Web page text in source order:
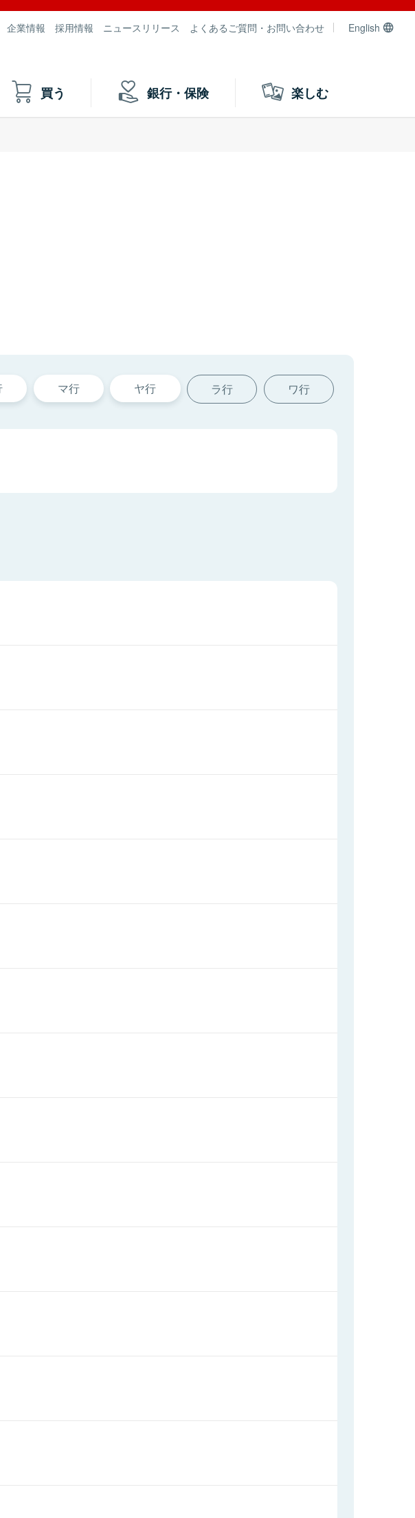
企業情報 採用情報 ニュースリリース よくあるご質問・お問い合わせ English
買う 銀行・保険 楽しむ
マ行 ヤ行 ラ行 ワ行